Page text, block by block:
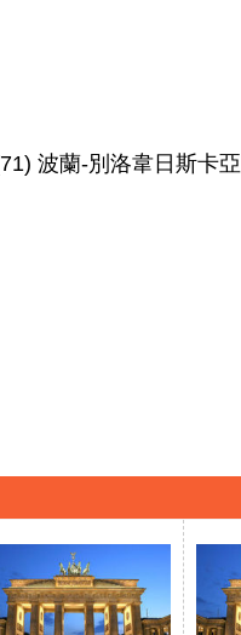
波蘭-別洛韋日斯卡